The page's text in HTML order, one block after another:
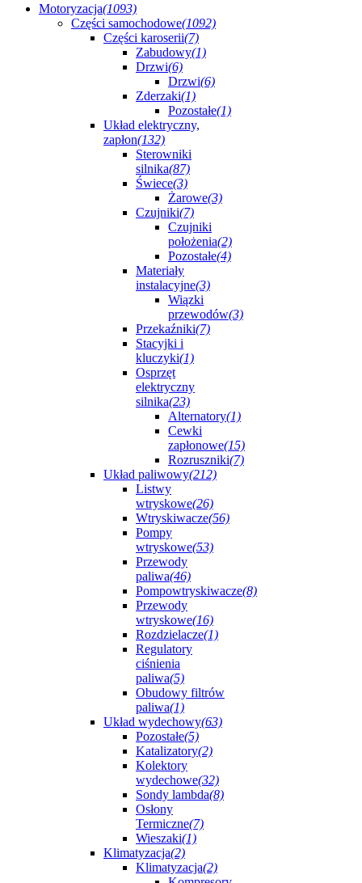
Motoryzacja(1093)
Części samochodowe(1092)
Części karoserii(7)
Zabudowy(1)
Drzwi(6)
Drzwi(6)
Zderzaki(1)
Pozostałe(1)
Układ elektryczny,
zapłon(132)
Sterowniki
silnika(87)
Świece(3)
Żarowe(3)
Czujniki(7)
Czujniki
położenia(2)
Pozostałe(4)
Materiały
instalacyjne(3)
Wiązki
przewodów(3)
Przekaźniki(7)
Stacyjki i
kluczyki(1)
Osprzęt
elektryczny
silnika(23)
Alternatory(1)
Cewki
zapłonowe(15)
Rozruszniki(7)
Układ paliwowy(212)
Listwy
wtryskowe(26)
Wtryskiwacze(56)
Pompy
wtryskowe(53)
Przewody
paliwa(46)
Pompowtryskiwacze(8)
Przewody
wtryskowe(16)
Rozdzielacze(1)
Regulatory
ciśnienia
paliwa(5)
Obudowy filtrów
paliwa(1)
Układ wydechowy(63)
Pozostałe(5)
Katalizatory(2)
Kolektory
wydechowe(32)
Sondy lambda(8)
Osłony
Termiczne(7)
Wieszaki(1)
Klimatyzacja(2)
Klimatyzacja(2)